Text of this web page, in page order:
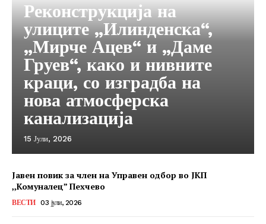
Реконструкција на
улиците „Илинденска“,
„Мирче Ацев“ и „Даме
Груев“, како и нивните
краци, со изградба на
нова атмосферска
канализација
15 Јули, 2026
Јавен повик за член на Управен одбор во ЈКП
,,Комуналец” Пехчево
ВЕСТИ 03 јули, 2026